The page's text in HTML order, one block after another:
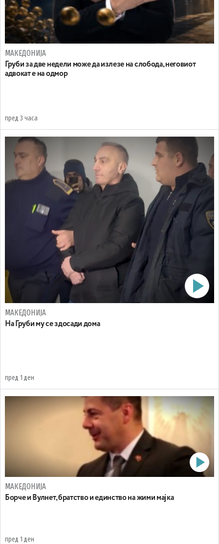
МАКЕДОНИЈА
Груби за две недели може да излезе на слобода, неговиот
адвокат е на одмор
пред 3 часа
МАКЕДОНИЈА
На Груби му се здосади дома
пред 1 ден
МАКЕДОНИЈА
Борче и Вулнет, братство и единство на жими мајка
пред 1 ден